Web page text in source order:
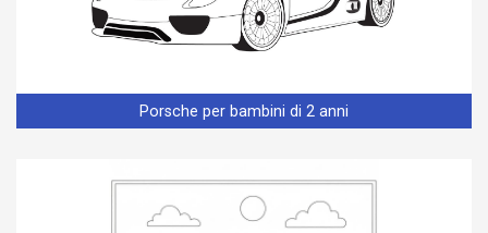
Porsche per bambini di 2 anni